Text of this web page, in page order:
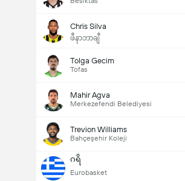
Chris Silva
ဖီနာဘာချီ
Tolga Gecim
Tofas
Mahir Agva
Merkezefendi Belediyesi
Trevion Williams
Bahçeşehir Koleji
ဂရိ
Eurobasket